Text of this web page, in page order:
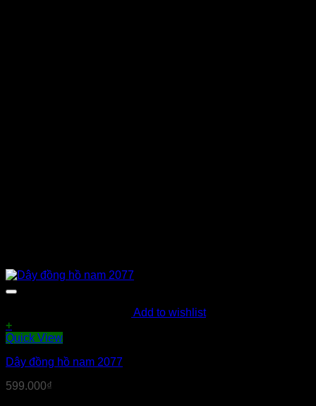
Add to wishlist
+
Quick View
Dây đồng hồ nam 2077
599.000₫